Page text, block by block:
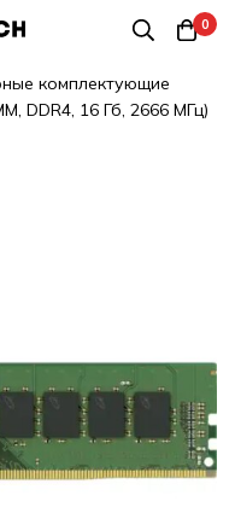
0
комплектующие
DDR4, 16 Гб, 2666 МГц)